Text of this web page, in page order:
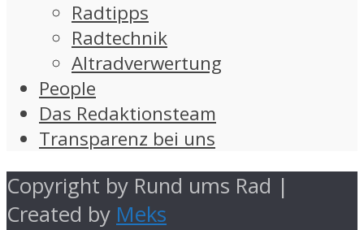
Radtipps
Radtechnik
Altradverwertung
People
Das Redaktionsteam
Transparenz bei uns
Copyright by Rund ums Rad |
Created by Meks